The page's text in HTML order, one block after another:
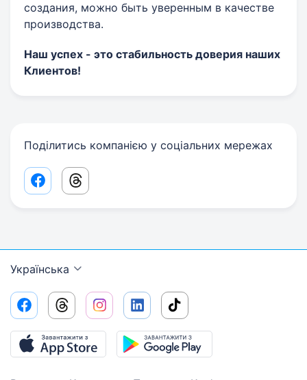
создания, можно быть уверенным в качестве
производства.
Наш успех - это стабильность доверия наших
Клиентов!
Поділитись компанією у соціальних мережах
Facebook share link
Threads share link
Українська